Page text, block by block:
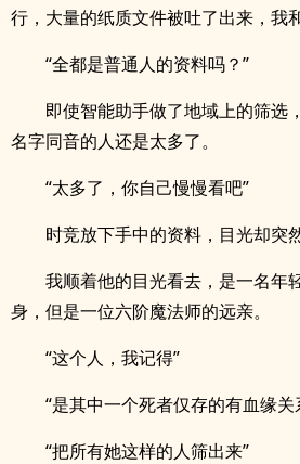
行，大量的纸质文件被吐了出来，我
“全都是普通人的资料吗？”
即使智能助手做了地域上的筛选
名字同音的人还是太多了。
“太多了，你自己慢慢看吧”
时竞放下手中的资料，目光却突
我顺着他的目光看去，是一名年
身，但是一位六阶魔法师的远亲。
“这个人，我记得”
“是其中一个死者仅存的有血缘关
“把所有她这样的人筛出来”